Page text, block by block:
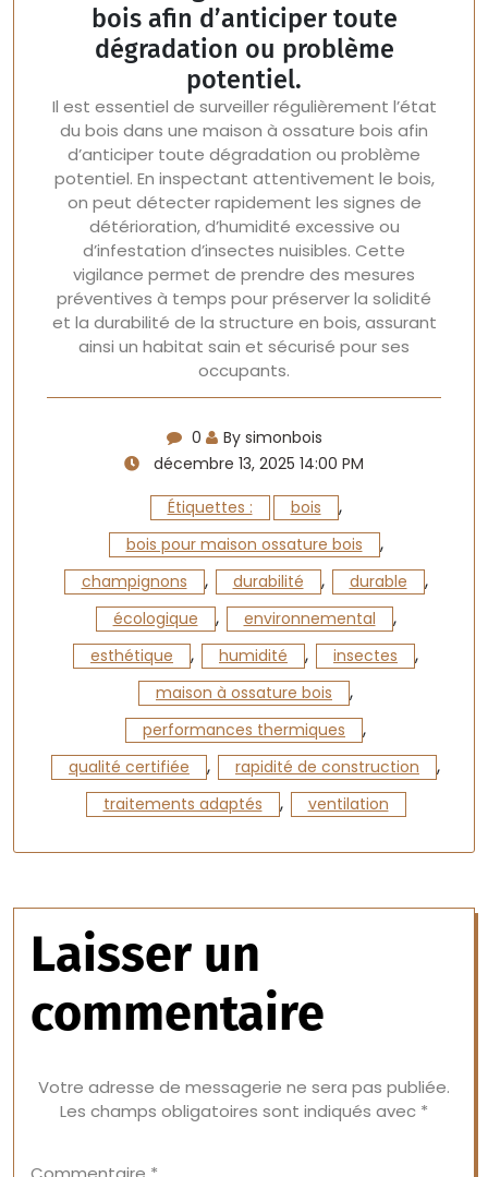
bois afin d’anticiper toute
dégradation ou problème
potentiel.
Il est essentiel de surveiller régulièrement l’état
du bois dans une maison à ossature bois afin
d’anticiper toute dégradation ou problème
potentiel. En inspectant attentivement le bois,
on peut détecter rapidement les signes de
détérioration, d’humidité excessive ou
d’infestation d’insectes nuisibles. Cette
vigilance permet de prendre des mesures
préventives à temps pour préserver la solidité
et la durabilité de la structure en bois, assurant
ainsi un habitat sain et sécurisé pour ses
occupants.
0
By simonbois
décembre 13, 2025 14:00 PM
Étiquettes :
bois ,
bois pour maison ossature bois ,
champignons , durabilité , durable ,
écologique , environnemental ,
esthétique , humidité , insectes ,
maison à ossature bois ,
performances thermiques ,
qualité certifiée , rapidité de construction ,
traitements adaptés , ventilation
Laisser un
commentaire
Votre adresse de messagerie ne sera pas publiée.
Les champs obligatoires sont indiqués avec *